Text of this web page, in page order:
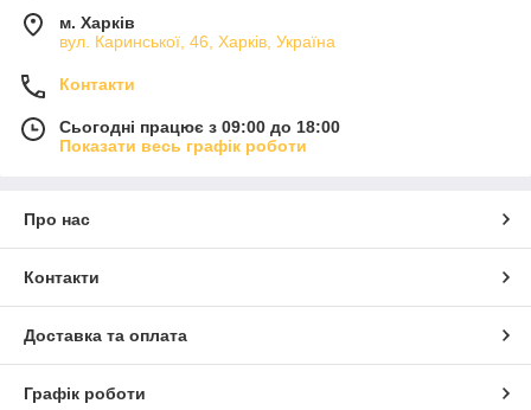
м. Харків
вул. Каринської, 46, Харків, Україна
Контакти
Сьогодні працює з 09:00 до 18:00
Показати весь графік роботи
Про нас
Контакти
Доставка та оплата
Графік роботи